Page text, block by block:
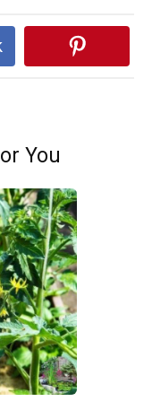
You